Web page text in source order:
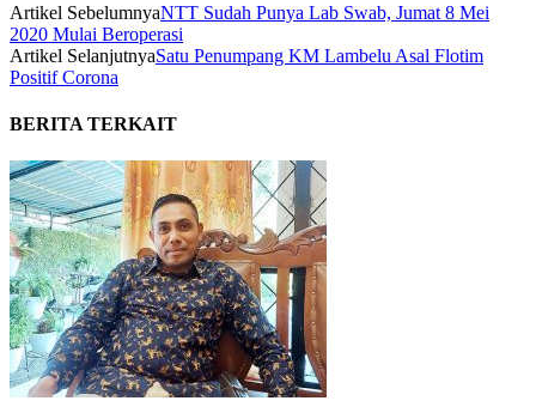
Artikel SebelumnyaNTT Sudah Punya Lab Swab, Jumat 8 Mei
2020 Mulai Beroperasi
Artikel SelanjutnyaSatu Penumpang KM Lambelu Asal Flotim
Positif Corona
BERITA TERKAIT